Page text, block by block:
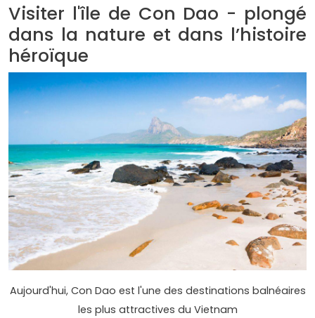
Visiter l'île de Con Dao - plongé
dans la nature et dans l’histoire
héroïque
Aujourd'hui, Con Dao est l'une des destinations balnéaires
les plus attractives du Vietnam